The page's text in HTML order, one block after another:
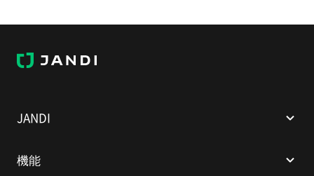
JANDI
JANDI
機能